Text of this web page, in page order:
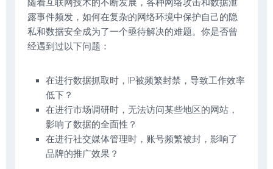
随着互联网技术的不断发展，各种网络攻击和数据泄
露事件频发，如何在复杂的网络环境中保护自己的隐
私和数据安全成为了一个亟待解决的难题。你是否曾
经遇到过以下问题：
在进行数据抓取时，IP被频繁封禁，导致工作效率
低下？
在进行市场调研时，无法访问某些地区的网站，
影响了数据的全面性？
在进行社交媒体管理时，账号频繁被封，影响了
品牌的推广效果？